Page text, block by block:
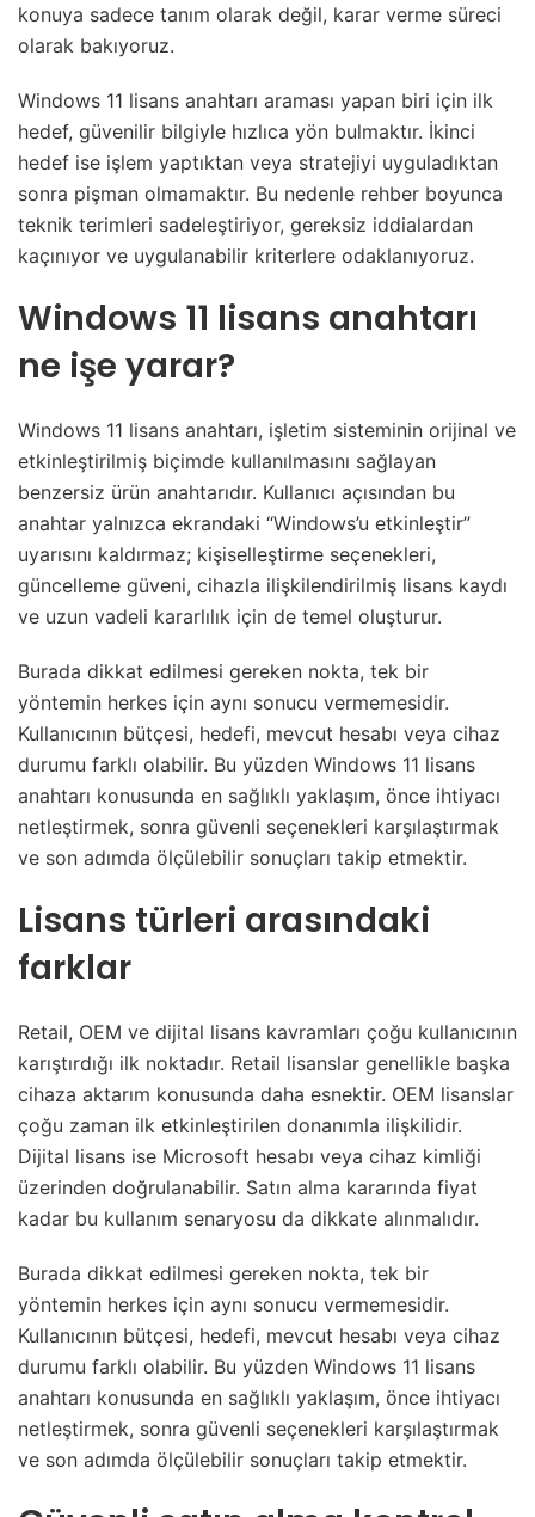
konuya sadece tanım olarak değil, karar verme süreci
olarak bakıyoruz.
Windows 11 lisans anahtarı araması yapan biri için ilk
hedef, güvenilir bilgiyle hızlıca yön bulmaktır. İkinci
hedef ise işlem yaptıktan veya stratejiyi uyguladıktan
sonra pişman olmamaktır. Bu nedenle rehber boyunca
teknik terimleri sadeleştiriyor, gereksiz iddialardan
kaçınıyor ve uygulanabilir kriterlere odaklanıyoruz.
Windows 11 lisans anahtarı
ne işe yarar?
Windows 11 lisans anahtarı, işletim sisteminin orijinal ve
etkinleştirilmiş biçimde kullanılmasını sağlayan
benzersiz ürün anahtarıdır. Kullanıcı açısından bu
anahtar yalnızca ekrandaki “Windows’u etkinleştir”
uyarısını kaldırmaz; kişiselleştirme seçenekleri,
güncelleme güveni, cihazla ilişkilendirilmiş lisans kaydı
ve uzun vadeli kararlılık için de temel oluşturur.
Burada dikkat edilmesi gereken nokta, tek bir
yöntemin herkes için aynı sonucu vermemesidir.
Kullanıcının bütçesi, hedefi, mevcut hesabı veya cihaz
durumu farklı olabilir. Bu yüzden Windows 11 lisans
anahtarı konusunda en sağlıklı yaklaşım, önce ihtiyacı
netleştirmek, sonra güvenli seçenekleri karşılaştırmak
ve son adımda ölçülebilir sonuçları takip etmektir.
Lisans türleri arasındaki
farklar
Retail, OEM ve dijital lisans kavramları çoğu kullanıcının
karıştırdığı ilk noktadır. Retail lisanslar genellikle başka
cihaza aktarım konusunda daha esnektir. OEM lisanslar
çoğu zaman ilk etkinleştirilen donanımla ilişkilidir.
Dijital lisans ise Microsoft hesabı veya cihaz kimliği
üzerinden doğrulanabilir. Satın alma kararında fiyat
kadar bu kullanım senaryosu da dikkate alınmalıdır.
Burada dikkat edilmesi gereken nokta, tek bir
yöntemin herkes için aynı sonucu vermemesidir.
Kullanıcının bütçesi, hedefi, mevcut hesabı veya cihaz
durumu farklı olabilir. Bu yüzden Windows 11 lisans
anahtarı konusunda en sağlıklı yaklaşım, önce ihtiyacı
netleştirmek, sonra güvenli seçenekleri karşılaştırmak
ve son adımda ölçülebilir sonuçları takip etmektir.